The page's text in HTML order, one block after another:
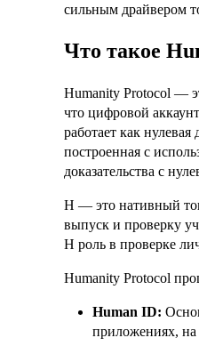
сильным драйвером
Что такое
Humanity Protocol —
что цифровой
работает как
построенная с
доказательства с
H — это нативный
выпуск и проверку
H роль в проверке
Humanity Protocol
Human ID:
приложениях, на